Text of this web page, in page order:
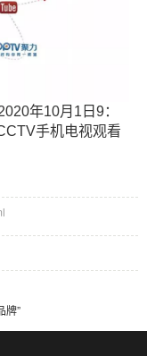
年10月1日9：
手机电视观看
牌”